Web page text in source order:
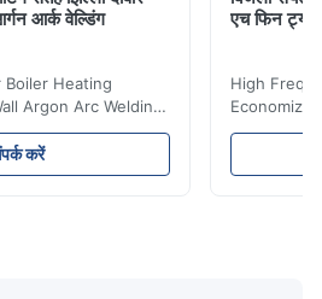
आर्क वेल्डिंग
Boiler Heating
Argon Arc Welding
Introduction
pins usually laid
wall of the furnace
करें
एच फिन ट्यूब
High
Product
industrial